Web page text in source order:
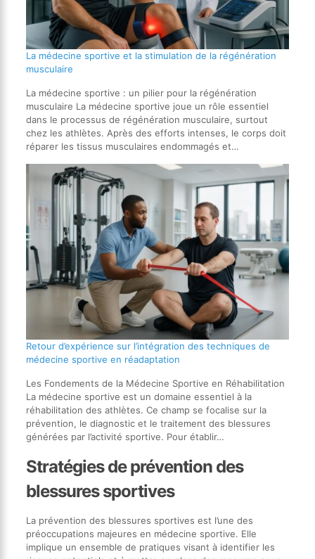
La médecine sportive et la stimulation de la régénération
musculaire
La médecine sportive : un pilier pour la régénération
musculaire La médecine sportive joue un rôle essentiel
dans le processus de régénération musculaire, surtout
chez les athlètes. Après des efforts intenses, le corps doit
réparer les tissus musculaires endommagés et…
Retour d’expérience sur l’intégration des techniques de
médecine sportive en réadaptation
Les Fondements de la Médecine Sportive en Réhabilitation
La médecine sportive est un domaine essentiel à la
réhabilitation des athlètes. Ce champ se focalise sur la
prévention, le diagnostic et le traitement des blessures
générées par l’activité sportive. Pour établir…
Stratégies de prévention des
blessures sportives
La prévention des blessures sportives est l’une des
préoccupations majeures en médecine sportive. Elle
implique un ensemble de pratiques visant à identifier les